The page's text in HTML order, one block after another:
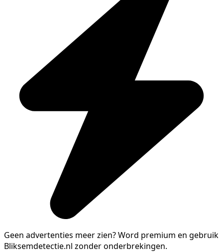
Geen advertenties meer zien?Word premium en gebruik
Bliksemdetectie.nl zonder onderbrekingen.